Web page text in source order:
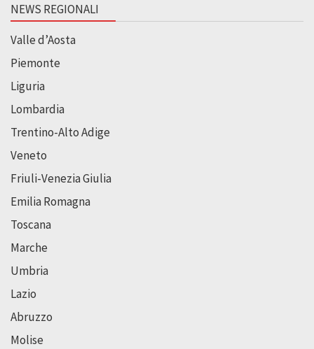
NEWS REGIONALI
Valle d’Aosta
Piemonte
Liguria
Lombardia
Trentino-Alto Adige
Veneto
Friuli-Venezia Giulia
Emilia Romagna
Toscana
Marche
Umbria
Lazio
Abruzzo
Molise